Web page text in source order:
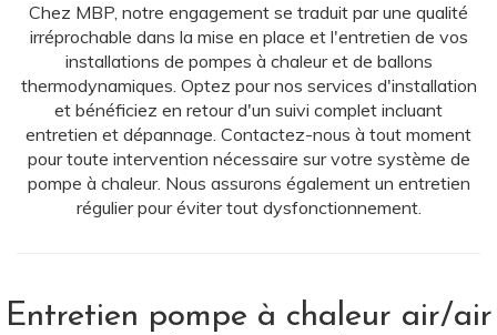
Chez MBP, notre engagement se traduit par une qualité
irréprochable dans la mise en place et l'entretien de vos
installations de pompes à chaleur et de ballons
thermodynamiques. Optez pour nos services d'installation
et bénéficiez en retour d'un suivi complet incluant
entretien et dépannage. Contactez-nous à tout moment
pour toute intervention nécessaire sur votre système de
pompe à chaleur. Nous assurons également un entretien
régulier pour éviter tout dysfonctionnement.
Entretien pompe à chaleur air/air